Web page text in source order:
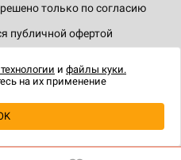
только по согласию
публичной офертой
и файлы куки.
на их применение